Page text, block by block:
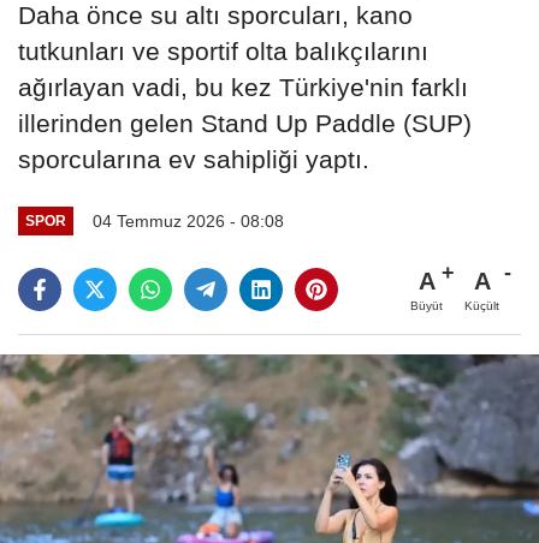
Daha önce su altı sporcuları, kano
tutkunları ve sportif olta balıkçılarını
ağırlayan vadi, bu kez Türkiye'nin farklı
illerinden gelen Stand Up Paddle (SUP)
sporcularına ev sahipliği yaptı.
SPOR 04 Temmuz 2026 - 08:08
A
Büyüt
A
Küçült